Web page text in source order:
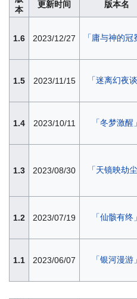
本
更新时间 版本名
1.6 2023/12/27 「庸与神的冠
1.5 2023/11/15 「迷离幻夜谈
1.4 2023/10/11 「冬梦激醒」
1.3 2023/08/30 「天镜映劫尘
1.2 2023/07/19 「仙骸有终」
1.1 2023/06/07 「银河漫游」